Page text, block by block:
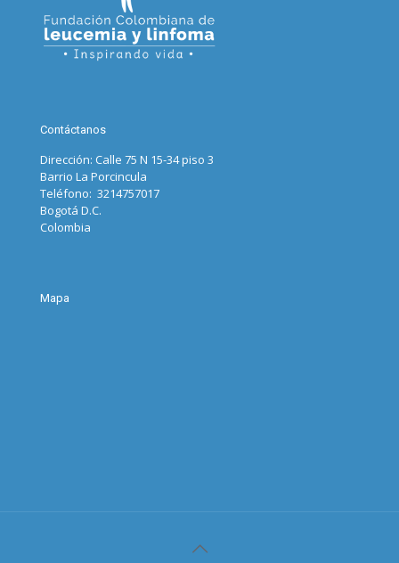
Contáctanos
Dirección: Calle 75 N 15-34 piso 3
Barrio La Porcincula
Teléfono: 3214757017
Bogotá D.C.
Colombia
Mapa